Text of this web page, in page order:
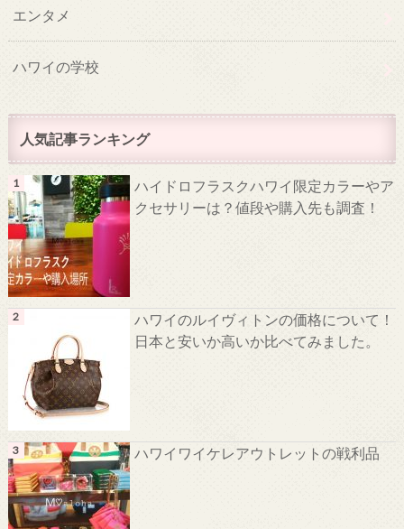
エンタメ
ハワイの学校
人気記事ランキング
ハイドロフラスクハワイ限定カラーやア
クセサリーは？値段や購入先も調査！
ハワイのルイヴィトンの価格について！
日本と安いか高いか比べてみました。
ハワイワイケレアウトレットの戦利品